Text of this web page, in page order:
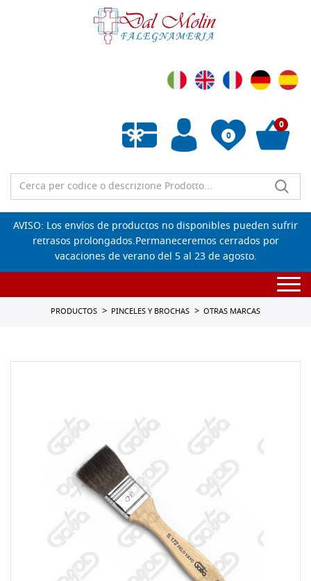
0
Lista de deseos vacía
0
AVISO: Los envíos de productos no disponibles pueden sufrir
retrasos prolongados.Permaneceremos cerrados por
vacaciones de verano del 5 al 23 de agosto.
PRODUCTOS PINCELES Y BROCHAS OTRAS MARCAS